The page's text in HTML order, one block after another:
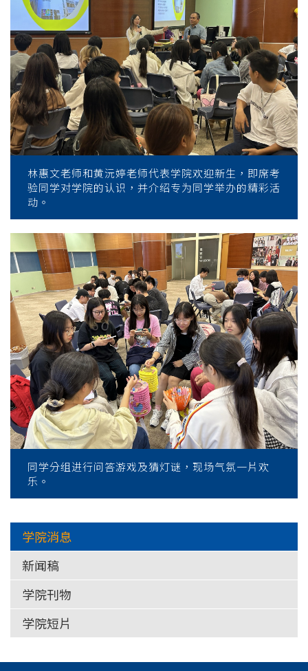
林惠文老师和黄沅婷老师代表学院欢迎新生，即席考
验同学对学院的认识，并介绍专为同学举办的精彩活
动。
同学分组进行问答游戏及猜灯谜，现场气氛一片欢
乐。
学院消息
新闻稿
学院刊物
学院短片